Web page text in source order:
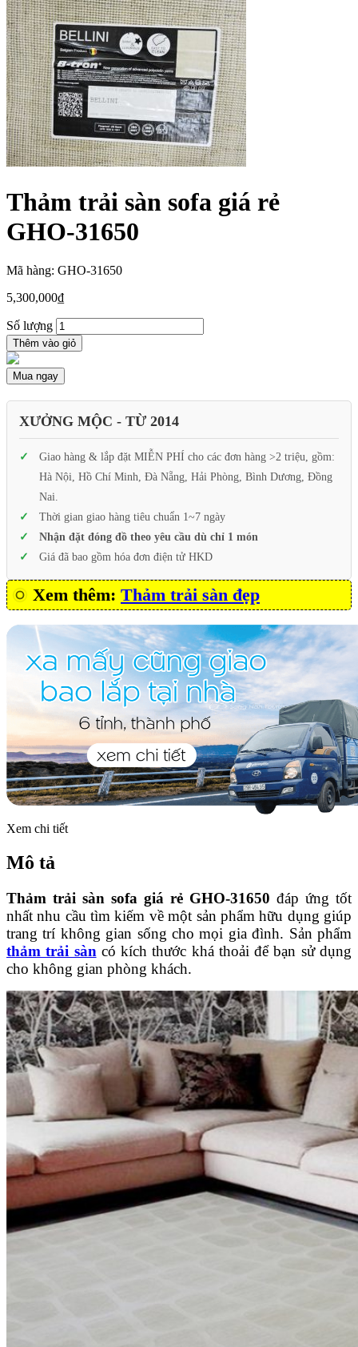
Thảm trải sàn sofa giá rẻ
GHO-31650
Mã hàng: GHO-31650
5,300,000₫
Số lượng
Thêm vào giỏ
Mua ngay
XƯỞNG MỘC - TỪ 2014
Giao hàng & lắp đặt MIỄN PHÍ cho các đơn hàng >2 triệu, gồm:
Hà Nội, Hồ Chí Minh, Đà Nẵng, Hải Phòng, Bình Dương, Đồng
Nai.
Thời gian giao hàng tiêu chuẩn 1~7 ngày
Nhận đặt đóng đồ theo yêu cầu dù chỉ 1 món
Giá đã bao gồm hóa đơn điện tử HKD
Xem thêm: Thảm trải sàn đẹp
Xem chi tiết
Mô tả
Thảm trải sàn sofa giá rẻ GHO-31650 đáp ứng tốt
nhất nhu cầu tìm kiếm về một sản phẩm hữu dụng giúp
trang trí không gian sống cho mọi gia đình. Sản phẩm
thảm trải sàn có kích thước khá thoải để bạn sử dụng
cho không gian phòng khách.